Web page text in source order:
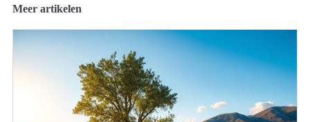
Meer artikelen